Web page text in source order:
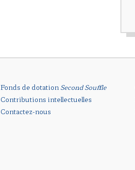
Fonds de dotation Second Souffle
Contributions intellectuelles
Contactez-nous